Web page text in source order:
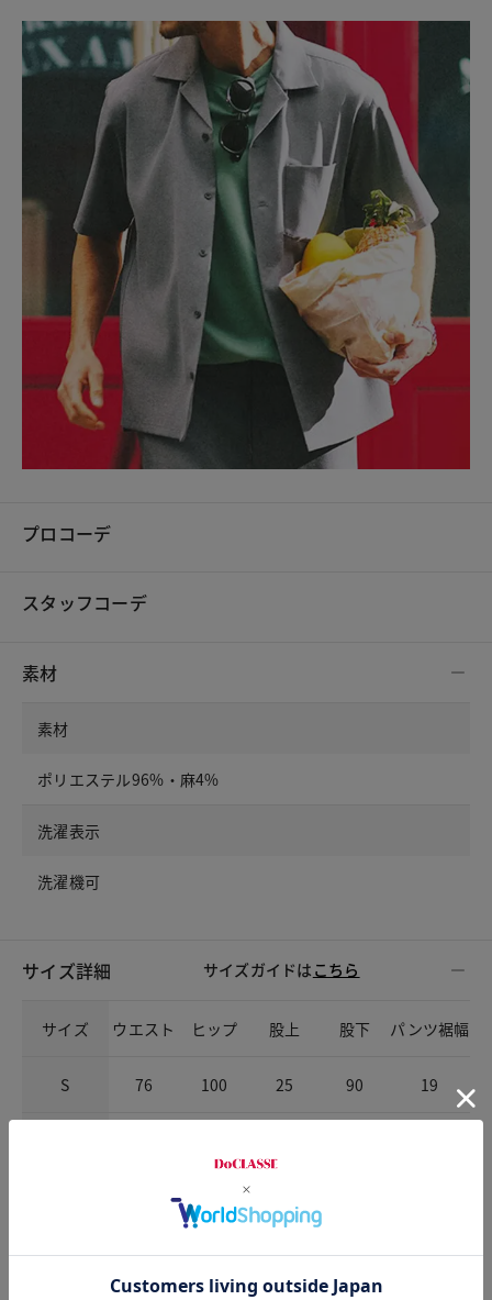
プロコーデ
スタッフコーデ
素材
素材
ポリエステル96%・麻4%
洗濯表示
洗濯機可
サイズ詳細 サイズガイドは こちら
サイズ ウエスト ヒップ 股上 股下 パンツ裾幅
S 76 100 25 90 19
XL 88 112 26.5 90 20.5